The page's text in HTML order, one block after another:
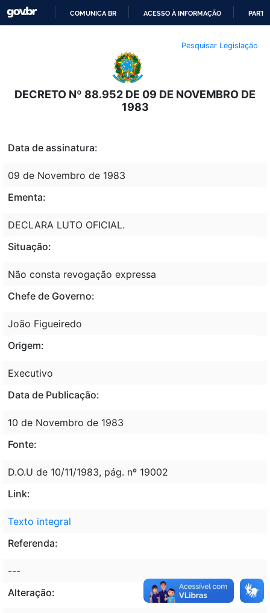
O
CONTEÚDO
COMUNICA BR ACESSO À INFORMAÇÃO
Pesquisar Legislação
DECRETO Nº 88.952 DE 09 DE NOVEMBRO DE
1983
Data de assinatura:
09 de Novembro de 1983
Ementa:
DECLARA LUTO OFICIAL.
Situação:
Não consta revogação expressa
Chefe de Governo:
João Figueiredo
Origem:
Executivo
Data de Publicação:
10 de Novembro de 1983
Fonte:
D.O.U de 10/11/1983, pág. nº 19002
Link:
Texto integral
Referenda:
---
Alteração: